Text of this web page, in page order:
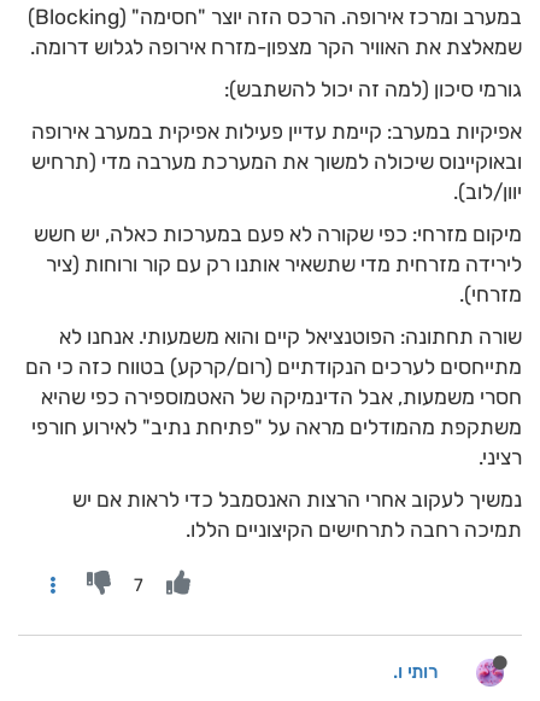
במערב ומרכז אירופה. הרכס הזה יוצר "חסימה" (Blocking)
שמאלצת את האוויר הקר מצפון-מזרח אירופה לגלוש דרומה.
גורמי סיכון (למה זה יכול להשתבש):
אפיקיות במערב: קיימת עדיין פעילות אפיקית במערב אירופה
ובאוקיינוס שיכולה למשוך את המערכת מערבה מדי (תרחיש
יוון/לוב).
מיקום מזרחי: כפי שקורה לא פעם במערכות כאלה, יש חשש
לירידה מזרחית מדי שתשאיר אותנו רק עם קור ורוחות (ציר
מזרחי).
שורה תחתונה: הפוטנציאל קיים והוא משמעותי. אנחנו לא
מתייחסים לערכים הנקודתיים (רום/קרקע) בטווח כזה כי הם
חסרי משמעות, אבל הדינמיקה של האטמוספירה כפי שהיא
משתקפת מהמודלים מראה על "פתיחת נתיב" לאירוע חורפי
רציני.
נמשיך לעקוב אחרי הרצות האנסמבל כדי לראות אם יש
תמיכה רחבה לתרחישים הקיצוניים הללו.
7
רותי ו.